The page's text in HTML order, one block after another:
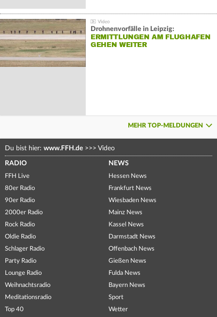
Drohnenvorfälle in Leipzig:
ERMITTLUNGEN AM FLUGHAFEN
GEHEN WEITER
MEHR TOP-MELDUNGEN
Du bist hier: www.FFH.de >>> Video
RADIO
FFH Live
80er Radio
90er Radio
2000er Radio
Rock Radio
Oldie Radio
Schlager Radio
Party Radio
Lounge Radio
Weihnachtsradio
Meditationsradio
Top 40
NEWS
Hessen News
Frankfurt News
Wiesbaden News
Mainz News
Kassel News
Darmstadt News
Offenbach News
Gießen News
Fulda News
Bayern News
Sport
Wetter